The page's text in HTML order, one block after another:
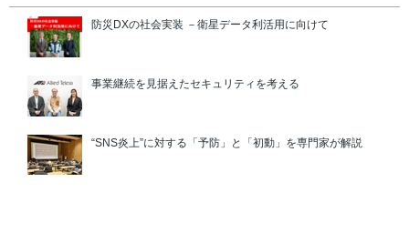
防災DXの社会実装 －衛星データ利活用に向けて
事業継続を見据えたセキュリティを考える
“SNS炎上”に対する「予防」と「初動」を専門家が解説